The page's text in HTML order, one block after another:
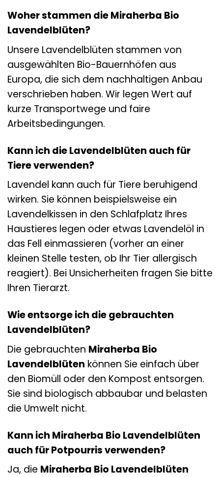
Woher stammen die Miraherba Bio
Lavendelblüten?
Unsere Lavendelblüten stammen von
ausgewählten Bio-Bauernhöfen aus
Europa, die sich dem nachhaltigen Anbau
verschrieben haben. Wir legen Wert auf
kurze Transportwege und faire
Arbeitsbedingungen.
Kann ich die Lavendelblüten auch für
Tiere verwenden?
Lavendel kann auch für Tiere beruhigend
wirken. Sie können beispielsweise ein
Lavendelkissen in den Schlafplatz Ihres
Haustieres legen oder etwas Lavendelöl in
das Fell einmassieren (vorher an einer
kleinen Stelle testen, ob Ihr Tier allergisch
reagiert). Bei Unsicherheiten fragen Sie bitte
Ihren Tierarzt.
Wie entsorge ich die gebrauchten
Lavendelblüten?
Die gebrauchten Miraherba Bio
Lavendelblüten können Sie einfach über
den Biomüll oder den Kompost entsorgen.
Sie sind biologisch abbaubar und belasten
die Umwelt nicht.
Kann ich Miraherba Bio Lavendelblüten
auch für Potpourris verwenden?
Ja, die Miraherba Bio Lavendelblüten